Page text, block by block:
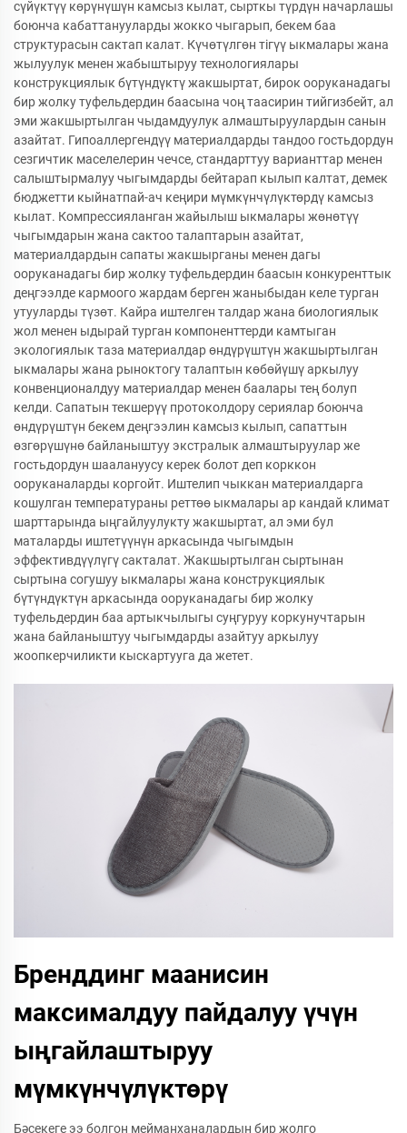
сүйүктүү көрүнүшүн камсыз кылат, сырткы түрдүн начарлашы
боюнча кабаттанууларды жокко чыгарып, бекем баа
структурасын сактап калат. Күчөтүлгөн тігүү ыкмалары жана
жылуулук менен жабыштыруу технологиялары
конструкциялык бүтүндүктү жакшыртат, бирок ооруканадагы
бир жолку туфельдердин баасына чоң таасирин тийгизбейт, ал
эми жакшыртылган чыдамдуулук алмаштыруулардын санын
азайтат. Гипоаллергендүү материалдарды тандоо гостьдордун
сезгичтик маселелерин чечсе, стандарттуу варианттар менен
салыштырмалуу чыгымдарды бейтарап кылып калтат, демек
бюджетти кыйнатпай-ач кеңири мүмкүнчүлүктөрдү камсыз
кылат. Компрессияланган жайылыш ыкмалары жөнөтүү
чыгымдарын жана сактоо талаптарын азайтат,
материалдардын сапаты жакшырганы менен дагы
ооруканадагы бир жолку туфельдердин баасын конкуренттык
деңгээлде кармоого жардам берген жаныбыдан келе турган
утууларды түзөт. Кайра иштелген талдар жана биологиялык
жол менен ыдырай турган компоненттерди камтыган
экологиялык таза материалдар өндүрүштүн жакшыртылган
ыкмалары жана рыноктогу талаптын көбөйүшү аркылуу
конвенционалдуу материалдар менен баалары тең болуп
келди. Сапатын текшерүү протоколдору сериялар боюнча
өндүрүштүн бекем деңгээлин камсыз кылып, сапаттын
өзгөрүшүнө байланыштуу экстралык алмаштыруулар же
гостьдордун шаалануусу керек болот деп корккон
ооруканаларды коргойт. Иштелип чыккан материалдарга
кошулган температураны реттөө ыкмалары ар кандай климат
шарттарында ыңгайлуулукту жакшыртат, ал эми бул
маталарды иштетүүнүн аркасында чыгымдын
эффективдүүлүгү сакталат. Жакшыртылган сыртынан
сыртына согушуу ыкмалары жана конструкциялык
бүтүндүктүн аркасында ооруканадагы бир жолку
туфельдердин баа артыкчылыгы суңгуруу коркунучтарын
жана байланыштуу чыгымдарды азайтуу аркылуу
жоопкерчиликти кыскартууга да жетет.
Бренддинг маанисин
максималдуу пайдалуу үчүн
ыңгайлаштыруу
мүмкүнчүлүктөрү
Бәсекеге ээ болгон мейманханалардын бир жолго